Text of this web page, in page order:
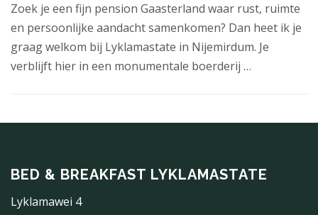
Zoek je een fijn pension Gaasterland waar rust, ruimte
en persoonlijke aandacht samenkomen? Dan heet ik je
graag welkom bij Lyklamastate in Nijemirdum. Je
verblijft hier in een monumentale boerderij …
BED & BREAKFAST LYKLAMASTATE
Lyklamawei 4